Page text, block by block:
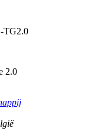
TG2.0
2.0